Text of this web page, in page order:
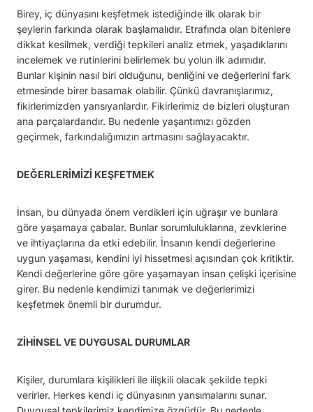
Birey, iç dünyasını keşfetmek istediğinde ilk olarak bir
şeylerin farkında olarak başlamalıdır. Etrafında olan bitenlere
dikkat kesilmek, verdiği tepkileri analiz etmek, yaşadıklarını
incelemek ve rutinlerini belirlemek bu yolun ilk adımıdır.
Bunlar kişinin nasıl biri olduğunu, benliğini ve değerlerini fark
etmesinde birer basamak olabilir. Çünkü davranışlarımız,
fikirlerimizden yansıyanlardır. Fikirlerimiz de bizleri oluşturan
ana parçalardandır. Bu nedenle yaşantımızı gözden
geçirmek, farkındalığımızın artmasını sağlayacaktır.
DEĞERLERİMİZİ KEŞFETMEK
İnsan, bu dünyada önem verdikleri için uğraşır ve bunlara
göre yaşamaya çabalar. Bunlar sorumluluklarına, zevklerine
ve ihtiyaçlarına da etki edebilir. İnsanın kendi değerlerine
uygun yaşaması, kendini iyi hissetmesi açısından çok kritiktir.
Kendi değerlerine göre göre yaşamayan insan çelişki içerisine
girer. Bu nedenle kendimizi tanımak ve değerlerimizi
keşfetmek önemli bir durumdur.
ZİHİNSEL VE DUYGUSAL DURUMLAR
Kişiler, durumlara kişilikleri ile ilişkili olacak şekilde tepki
verirler. Herkes kendi iç dünyasının yansımalarını sunar.